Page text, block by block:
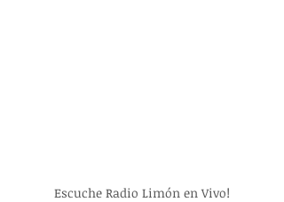
Escuche Radio Limón en Vivo!